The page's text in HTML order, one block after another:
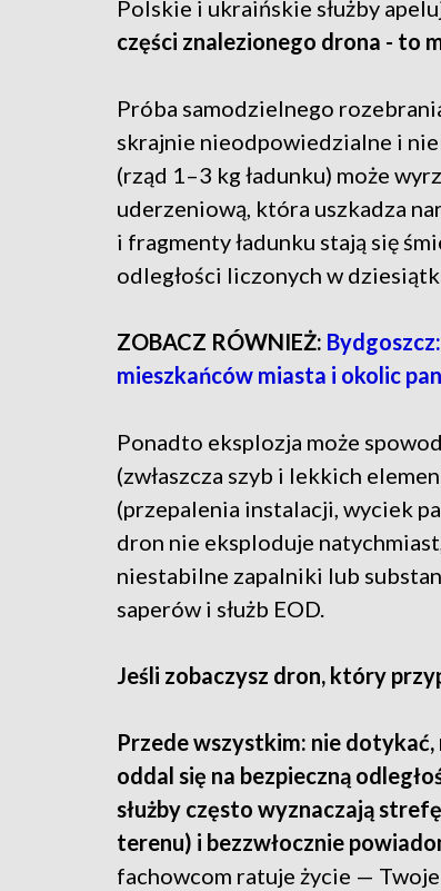
Polskie i ukraińskie służby
części znalezionego drona - to
Próba samodzielnego
skrajnie nieodpowiedzialne i
(rząd 1–3 kg ładunku) może
uderzeniową, która uszkadza
i fragmenty ładunku stają się
odległości liczonych w
ZOBACZ RÓWNIEŻ:
mieszkańców miasta i okolic
Ponadto eksplozja może
(zwłaszcza szyb i lekkich
(przepalenia instalacji, wyciek
dron nie eksploduje
niestabilne zapalniki lub
saperów i służb EOD.
Jeśli zobaczysz dron, który
Przede wszystkim: nie
oddal się na bezpieczną
służby często wyznaczają
terenu) i bezzwłocznie
fachowcom ratuje życie —